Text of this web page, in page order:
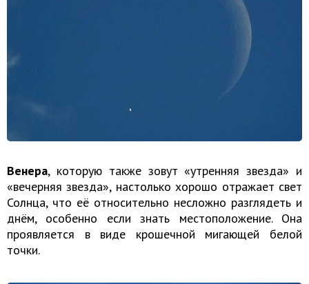
Венера, которую также зовут «утренняя звезда» и
«вечерняя звезда», настолько хорошо отражает свет
Солнца, что её относительно несложно разглядеть и
днём, особенно если знать местоположение. Она
проявляется в виде крошечной мигающей белой
точки.